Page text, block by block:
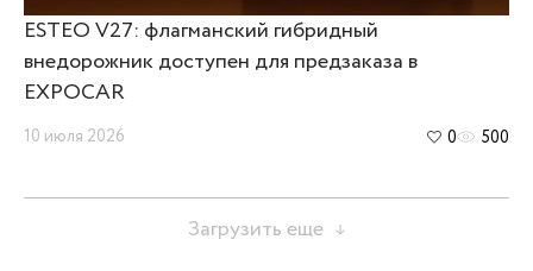
ESTEO V27: флагманский гибридный
внедорожник доступен для предзаказа в
EXPOCAR
10 июля 2026 0 500
Загрузить еще